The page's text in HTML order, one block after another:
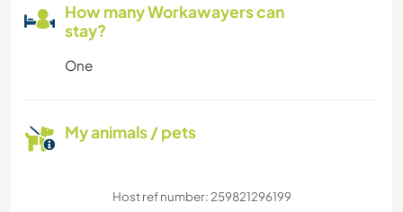
How many Workawayers can
stay?
One
My animals / pets
Host ref number: 259821296199